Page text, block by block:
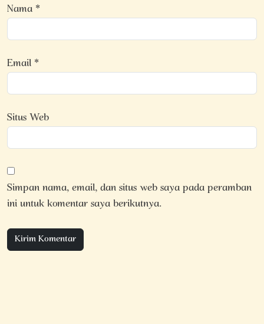
Nama*
Email*
Situs Web
Simpan nama, email, dan situs web saya pada peramban
ini untuk komentar saya berikutnya.